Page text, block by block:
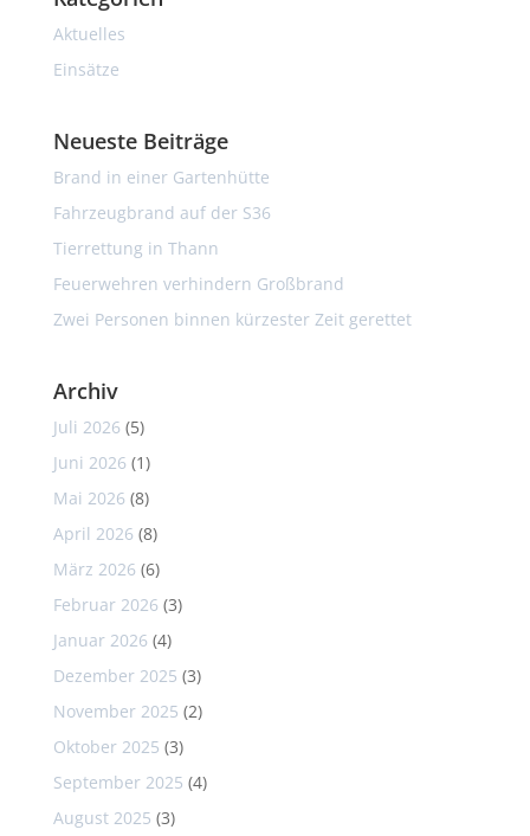
Aktuelles
Einsätze
Neueste Beiträge
Brand in einer Gartenhütte
Fahrzeugbrand auf der S36
Tierrettung in Thann
Feuerwehren verhindern Großbrand
Zwei Personen binnen kürzester Zeit gerettet
Archiv
Juli 2026 (5)
Juni 2026 (1)
Mai 2026 (8)
April 2026 (8)
März 2026 (6)
Februar 2026 (3)
Januar 2026 (4)
Dezember 2025 (3)
November 2025 (2)
Oktober 2025 (3)
September 2025 (4)
August 2025 (3)